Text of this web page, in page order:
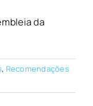
da
, Recomendações